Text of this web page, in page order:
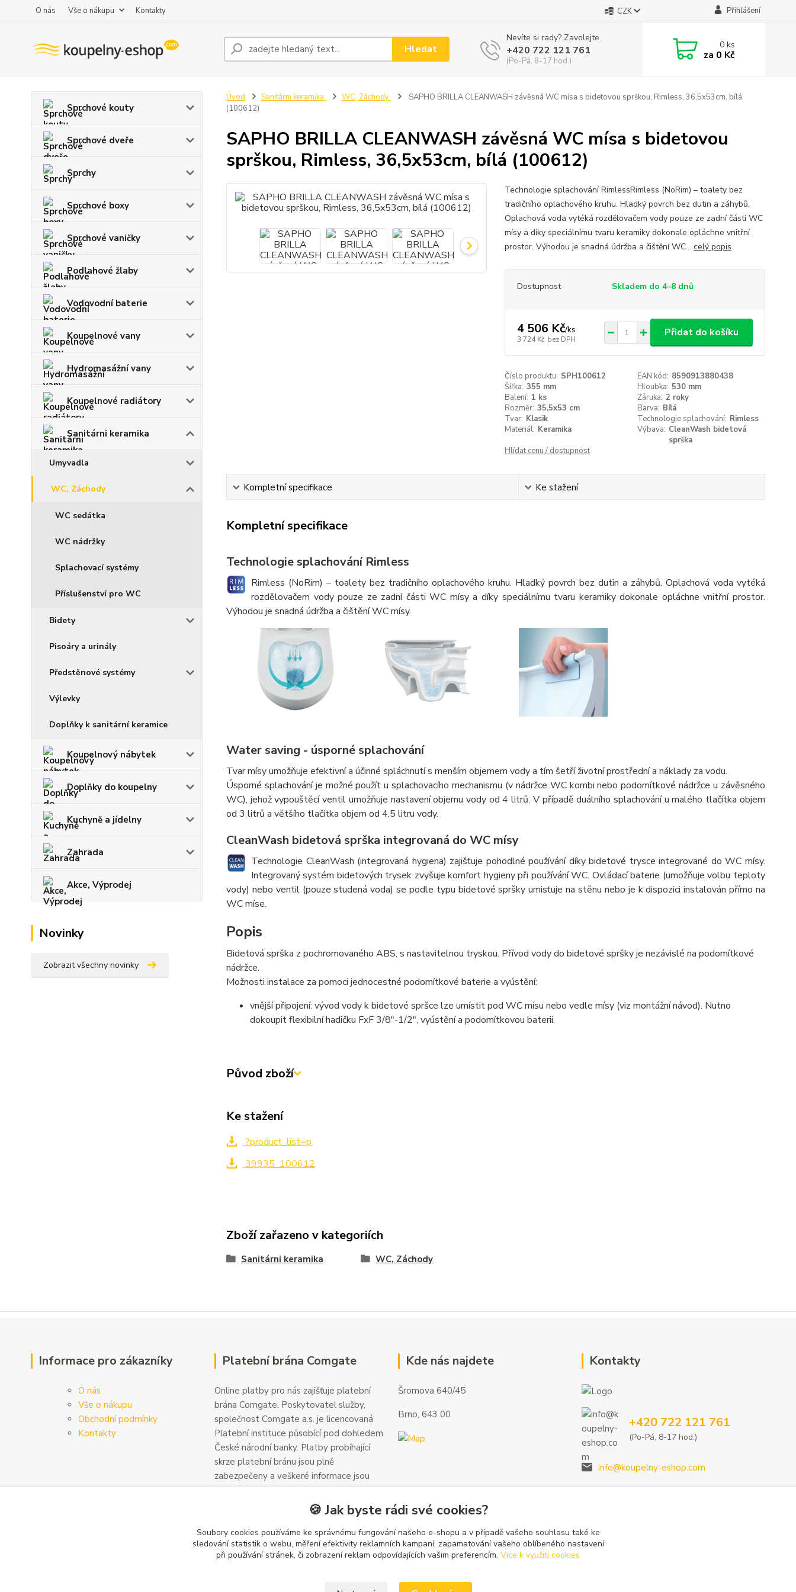
O nás Vše o nákupu Kontakty CZK Přihlášení
Hledat
Nevíte si rady? Zavolejte.
+420 722 121 761
(Po-Pá, 8-17 hod.)
0ks
za 0 Kč
Sprchové kouty
Sprchové dveře
Sprchy
Sprchové boxy
Sprchové vaničky
Podlahové žlaby
Vodovodní baterie
Koupelnové vany
Hydromasážní vany
Koupelnové radiátory
Sanitárni keramika
Umyvadla
WC, Záchody
WC sedátka
WC nádržky
Splachovací systémy
Příslušenství pro WC
Bidety
Pisoáry a urinály
Předstěnové systémy
Výlevky
Doplňky k sanitární keramice
Koupelnový nábytek
Doplňky do koupelny
Kuchyně a jídelny
Zahrada
Akce, Výprodej
Novinky
Zobrazit všechny novinky
Úvod Sanitárni keramika WC, Záchody
SAPHO BRILLA CLEANWASH závěsná WC mísa s bidetovou sprškou, Rimless, 36,5x53cm, bílá
(100612)
SAPHO BRILLA CLEANWASH závěsná WC mísa s bidetovou
sprškou, Rimless, 36,5x53cm, bílá (100612)
Technologie splachování RimlessRimless (NoRim) – toalety bez
tradičního oplachového kruhu. Hladký povrch bez dutin a záhybů.
Oplachová voda vytéká rozdělovačem vody pouze ze zadní části WC
mísy a díky speciálnímu tvaru keramiky dokonale opláchne vnitřní
prostor. Výhodou je snadná údržba a čištění WC... celý popis
Dostupnost Skladem do 4–8 dnů
4 506 Kč/ks
3 724 Kč bez DPH
Přidat do košíku
Číslo produktu: SPH100612 EAN kód: 8590913880438
Šířka: 355 mm Hloubka: 530 mm
Balení: 1 ks Záruka: 2 roky
Rozměr: 35,5x53 cm Barva: Bílá
Tvar: Klasik Technologie splachování: Rimless
Materiál: Keramika Výbava: CleanWash bidetová
sprška
Hlídat cenu / dostupnost
Kompletní specifikace Ke stažení
Kompletní specifikace
Technologie splachování Rimless
Rimless (NoRim) – toalety bez tradičního oplachového kruhu. Hladký povrch bez dutin a záhybů. Oplachová voda vytéká
rozdělovačem vody pouze ze zadní části WC mísy a díky speciálnímu tvaru keramiky dokonale opláchne vnitřní prostor.
Výhodou je snadná údržba a čištění WC mísy.
Water saving - úsporné splachování
Tvar mísy umožňuje efektivní a účinné spláchnutí s menším objemem vody a tím šetří životní prostřední a náklady za vodu.
Úsporné splachování je možné použít u splachovacího mechanismu (v nádržce WC kombi nebo podomítkové nádržce u závěsného
WC), jehož vypouštěcí ventil umožňuje nastavení objemu vody od 4 litrů. V případě duálního splachování u malého tlačítka objem
od 3 litrů a většího tlačítka objem od 4,5 litru vody.
CleanWash bidetová sprška integrovaná do WC mísy
Technologie CleanWash (integrovaná hygiena) zajišťuje pohodlné používání díky bidetové trysce integrované do WC mísy.
Integrovaný systém bidetových trysek zvyšuje komfort hygieny při používání WC. Ovládací baterie (umožňuje volbu teploty
vody) nebo ventil (pouze studená voda) se podle typu bidetové spršky umisťuje na stěnu nebo je k dispozici instalován přímo na
WC míse.
Popis
Bidetová sprška z pochromovaného ABS, s nastavitelnou tryskou. Přívod vody do bidetové spršky je nezávislé na podomítkové
nádržce.
Možnosti instalace za pomoci jednocestné podomítkové baterie a vyústění:
vnější připojení: vývod vody k bidetové spršce lze umístit pod WC mísu nebo vedle mísy (viz montážní návod). Nutno
dokoupit flexibilní hadičku FxF 3/8"-1/2", vyústění a podomítkovou baterii.
Původ zboží
Ke stažení
?product_list=p
39935_100612
Zboží zařazeno v kategoriích
Sanitárni keramika WC, Záchody
Informace pro zákazníky
O nás
Vše o nákupu
Obchodní podmínky
Kontakty
Platební brána Comgate
Online platby pro nás zajišťuje platební
brána Comgate. Poskytovatel služby,
společnost Comgate a.s. je licencovaná
Platební instituce působící pod dohledem
České národní banky. Platby probíhající
skrze platební bránu jsou plně
zabezpečeny a veškeré informace jsou
šifrovány. Další informace a kontakty
Kde nás najdete
Šromova 640/45
Brno, 643 00
Kontakty
+420 722 121 761
(Po-Pá, 8-17 hod.)
info@koupelny-eshop.com
🍪 Jak byste rádi své cookies?
Soubory cookies používáme ke správnému fungování našeho e-shopu a v případě vašeho souhlasu také ke
sledování statistik o webu, měření efektivity reklamních kampaní, zapamatování vašeho oblíbeného nastavení
při používání stránek, či zobrazení reklam odpovídajících vašim preferencím. Více k využití cookies